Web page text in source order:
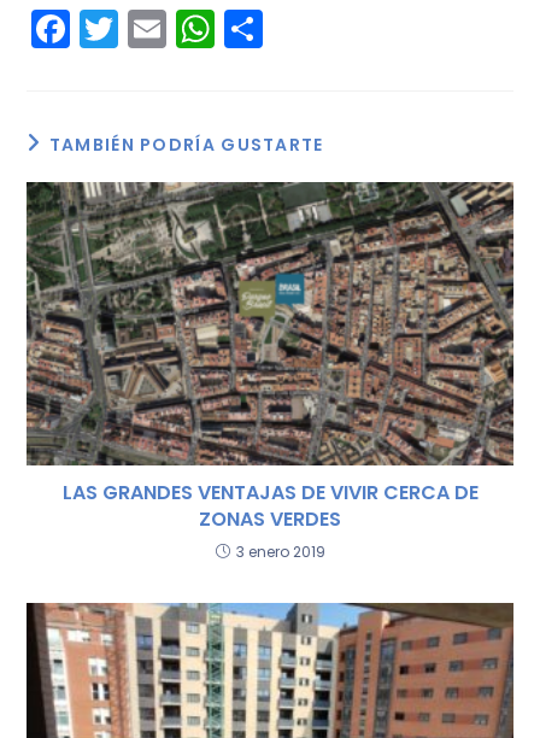
F
a
e
b
o
o
k
T
w
er
E
m
l
W
h
ts
A
p
p
p
ar
tir
TAMBIÉN PODRÍA GUSTARTE
LAS GRANDES VENTAJAS DE VIVIR CERCA DE
ZONAS VERDES
3 enero 2019